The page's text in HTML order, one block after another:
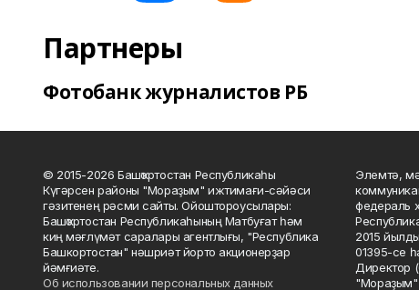
Партнеры
Фотобанк журналистов РБ
© 2015-2026 Башҡортостан Республикаһы
Күгәрсен районы "Мораҙым" ижтимағи-сәйәси
гәзитенең рәсми сайты. Ойоштороусылары:
Башҡортостан Республикаһының Матбуғат һәм
киң мәғлүмәт саралары агентлығы, "Республика
Башкортостан" нәшриәт йорто акционерҙар
йәмғиәте.
Об использовании персональных данных
Элемтә,
федераль
2015
01395-се
Директор
"Мораҙым"